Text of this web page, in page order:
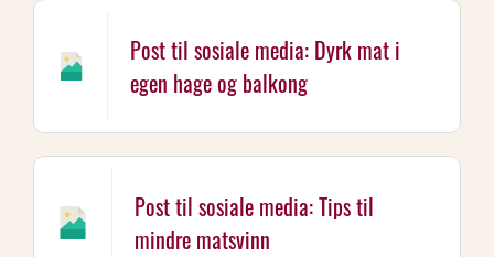
Post til sosiale media: Dyrk mat i
egen hage og balkong
Post til sosiale media: Tips til
mindre matsvinn